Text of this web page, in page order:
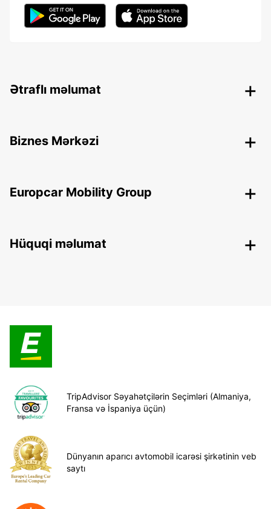
Ətraflı məlumat
Biznes Mərkəzi
Europcar Mobility Group
Hüquqi məlumat
TripAdvisor Səyahətçilərin Seçimləri (Almaniya,
Fransa və İspaniya üçün)
Dünyanın aparıcı avtomobil icarəsi şirkətinin veb
saytı